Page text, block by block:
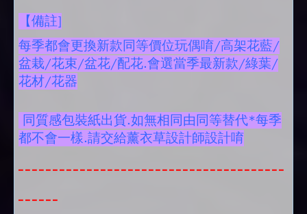
【備註]
每季都會更換新款同等價位玩偶唷/高架花藍/
盆栽/花束/盆花/配花.會選當季最新款/綠葉/
花材/花器
同質感包裝紙出貨.如無相同由同等替代*每季
都不會一樣.請交給薰衣草設計師設計唷
---------------------------------------
------